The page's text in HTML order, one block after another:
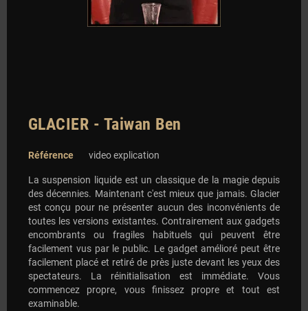
GLACIER - Taiwan Ben
Référence video explication
La suspension liquide est un classique de la magie depuis
des décennies. Maintenant c'est mieux que jamais. Glacier
est conçu pour ne présenter aucun des inconvénients de
toutes les versions existantes. Contrairement aux gadgets
encombrants ou fragiles habituels qui peuvent être
facilement vus par le public. Le gadget amélioré peut être
facilement placé et retiré de près juste devant les yeux des
spectateurs. La réinitialisation est immédiate. Vous
commencez propre, vous finissez propre et tout est
examinable.